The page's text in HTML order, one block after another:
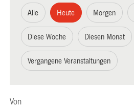
Alle Heute Morgen
Diese Woche Diesen Monat
Vergangene Veranstaltungen
Von